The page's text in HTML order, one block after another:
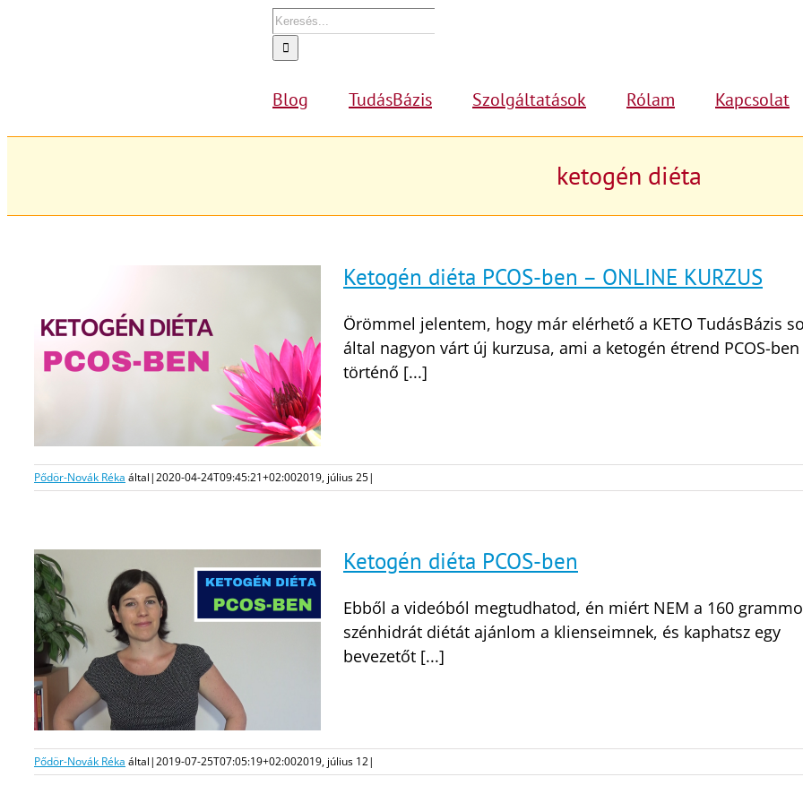
Keresés...
Blog TudásBázis Szolgáltatások Rólam Kapcsolat
ketogén diéta
Ketogén diéta PCOS-ben – ONLINE KURZUS
Örömmel jelentem, hogy már elérhető a KETO TudásBázis
által nagyon várt új kurzusa, ami a ketogén étrend PCOS-ben
történő [...]
Pődör-Novák Réka által|2020-04-24T09:45:21+02:002019, július 25|
Ketogén diéta PCOS-ben
Ebből a videóból megtudhatod, én miért NEM a 160
szénhidrát diétát ajánlom a klienseimnek, és kaphatsz egy
bevezetőt [...]
Pődör-Novák Réka által|2019-07-25T07:05:19+02:002019, július 12|